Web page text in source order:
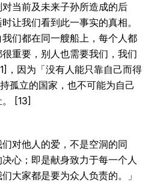
当前及未来子孙所造成的后
让我们看到此一事实的真相。
们都在同一艘船上，每个人都
重要，别人也需要我们，我们
，因为「没有人能只靠自己而得
孤立的国家，也不可能为自己
[13]
对他人的爱，不是空洞的同
心；即是献身致力于每一个人
大家都是要为众人负责的。」